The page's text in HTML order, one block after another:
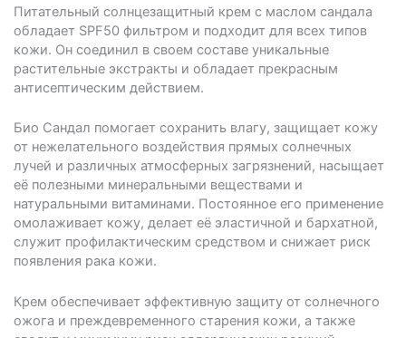
Питательный солнцезащитный крем с маслом сандала
обладает SPF50 фильтром и подходит для всех типов
кожи. Он соединил в своем составе уникальные
растительные экстракты и обладает прекрасным
антисептическим действием.
Био Сандал помогает сохранить влагу, защищает кожу
от нежелательного воздействия прямых солнечных
лучей и различных атмосферных загрязнений, насыщает
её полезными минеральными веществами и
натуральными витаминами. Постоянное его применение
омолаживает кожу, делает её эластичной и бархатной,
служит профилактическим средством и снижает риск
появления рака кожи.
Крем обеспечивает эффективную защиту от солнечного
ожога и преждевременного старения кожи, а также